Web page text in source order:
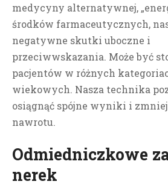
medycyny alternatywnej,
środków farmaceutycznych,
negatywne skutki uboczne i
przeciwwskazania. Może być
pacjentów w różnych
wiekowych. Nasza technika
osiągnąć spójne wyniki i
nawrotu.
Odmiedniczkowe
nerek